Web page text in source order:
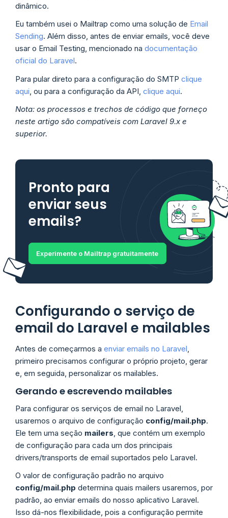
dinâmico.
Eu também usei o Mailtrap como uma solução de Email
Sending. Além disso, antes de enviar emails, você deve
usar o Email Testing, mencionado na documentação
oficial do Laravel.
Para pular direto para a configuração do SMTP clique
aqui , ou para a configuração da API, clique aqui.
Nota: os processos e trechos de código que forneço
neste artigo são compatíveis com Laravel 9.x e
superior.
Pronto para
enviar seus
emails?
Experimente o Mailtrap gratuitamente
Configurando o serviço de
email do Laravel e mailables
Antes de começarmos a enviar emails no Laravel
primeiro precisamos configurar o próprio projeto, gerar
e, em seguida, personalizar os mailables.
Gerando e escrevendo mailables
Para configurar os serviços de email no Laravel,
usaremos o arquivo de configuração config/mail.php.
Ele tem uma seção mailers, que contém um exemplo
de configuração para cada um dos principais
drivers/transports de email suportados pelo Laravel.
O valor de configuração padrão no arquivo
config/mail.php determina quais mailers usaremos, por
padrão, ao enviar emails do nosso aplicativo Laravel.
Isso dá-nos flexibilidade, pois a configuração permite